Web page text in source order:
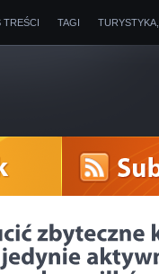
TREŚCI TAGI